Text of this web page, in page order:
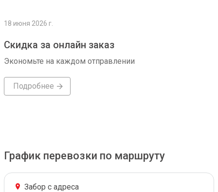
18 июня 2026 г.
Скидка за онлайн заказ
Экономьте на каждом отправлении
Подробнее
График перевозки по маршруту
Забор с адреса